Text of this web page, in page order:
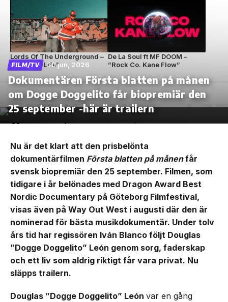
Lords Of The Underground –
”Circle Of Life”
De La Soul ft MF DOOM –
”Rock Co. Kane Flow”
FILM/TV 30 jun, 2026
Dokumentären Första blatten på månen
om Dogge Doggelito får biopremiär den
25 september -här är trailern
Nu är det klart att den prisbelönta
dokumentärfilmen Första blatten på månenfår
svensk biopremiär den 25 september. Filmen, som
tidigare i år belönades med Dragon Award Best
Nordic Documentary på Göteborg Filmfestival,
visas även på Way Out West i augusti där den är
nominerad för bästa musikdokumentär. Under tolv
års tid har regissören Iván Blanco följt Douglas
”Dogge Doggelito” León genom sorg, faderskap
och ett liv som aldrig riktigt får vara privat. Nu
släpps trailern.
Douglas ”Dogge Doggelito” León var en gång